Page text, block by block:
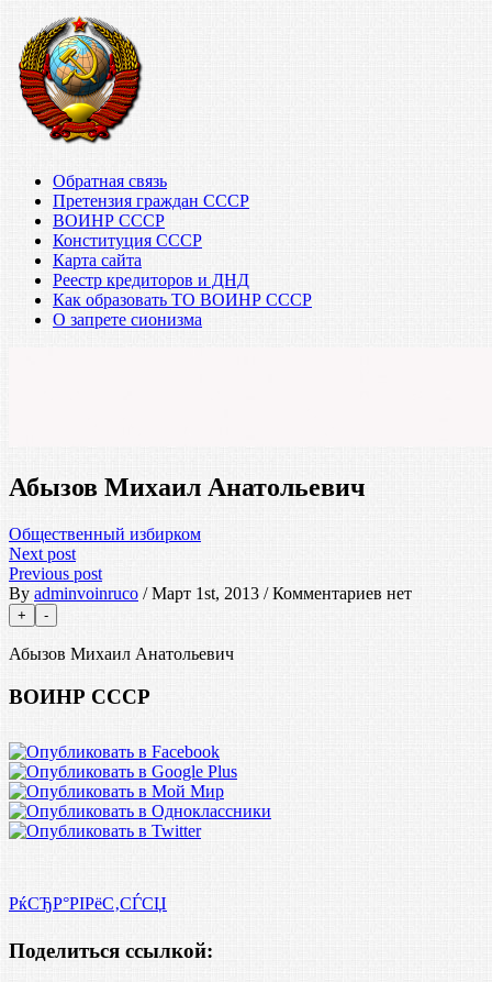
Обратная связь
Претензия граждан СССР
ВОИНР СССР
Конституция СССР
Карта сайта
Реестр кредиторов и ДНД
Как образовать ТО ВОИНР СССР
О запрете сионизма
Абызов Михаил Анатольевич
Общественный избирком
Next post
Previous post
By adminvoinruco / Март 1st, 2013 / Комментариев нет
Абызов Михаил Анатольевич
ВОИНР СССР
РќСЂР°РІРёС‚СЃСЏ
Поделиться ссылкой: